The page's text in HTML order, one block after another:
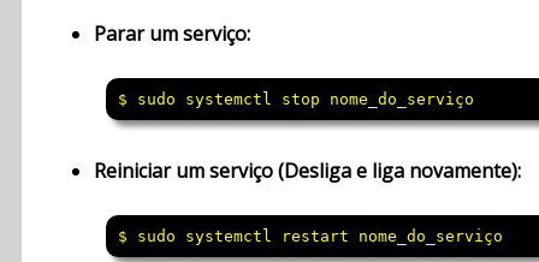
Parar um serviço:
$ sudo systemctl stop nome_do_serviço
Reiniciar um serviço (Desliga e liga novamente):
$ sudo systemctl restart nome_do_serviço